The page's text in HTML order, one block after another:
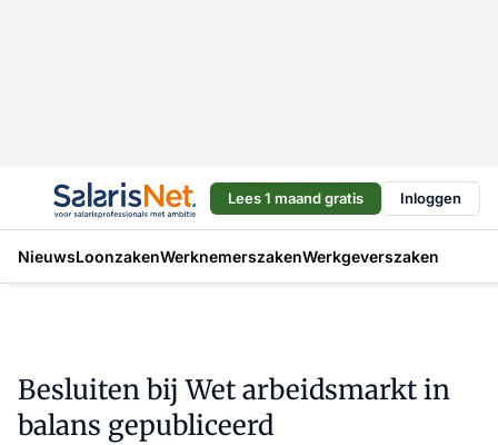
Lees 1 maand gratis Inloggen
NieuwsLoonzakenWerknemerszakenWerkgeverszaken
Besluiten bij Wet arbeidsmarkt in
balans gepubliceerd